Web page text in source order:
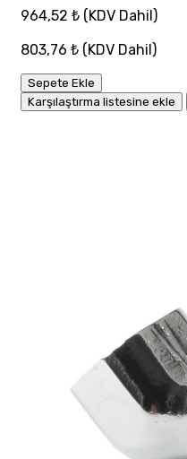
964,52 ₺ (KDV Dahil)
803,76 ₺ (KDV Dahil)
Sepete Ekle
Karşılaştırma listesine ekle